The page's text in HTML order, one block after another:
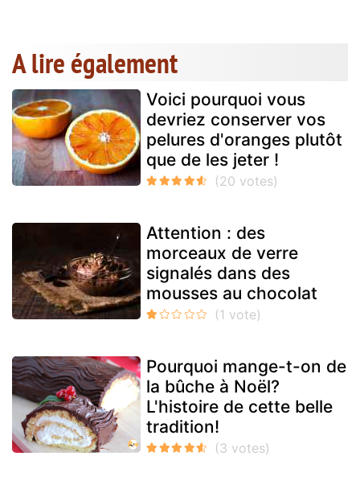
A lire également
Voici pourquoi vous
devriez conserver vos
pelures d'oranges plutôt
que de les jeter !
Attention : des
morceaux de verre
signalés dans des
mousses au chocolat
Pourquoi mange-t-on de
la bûche à Noël?
L'histoire de cette belle
tradition!